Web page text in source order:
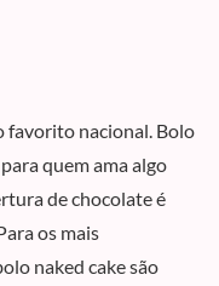
favorito nacional. Bolo
quem ama algo
de chocolate é
os mais
naked cake são